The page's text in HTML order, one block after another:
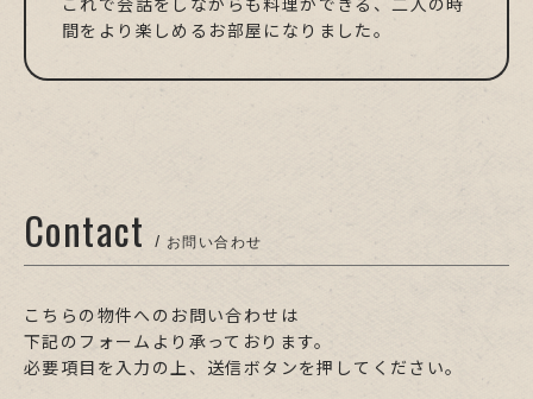
間をより楽しめるお部屋になりました。
Contact/ お問い合わせ
こちらの物件へのお問い合わせは
下記のフォームより承っております。
必要項目を入力の上、送信ボタンを押してください。